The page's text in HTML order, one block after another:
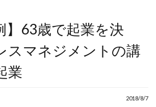
】63歳で起業を決
スマネジメントの講
業
2018/8/7
50代起業
60代起業